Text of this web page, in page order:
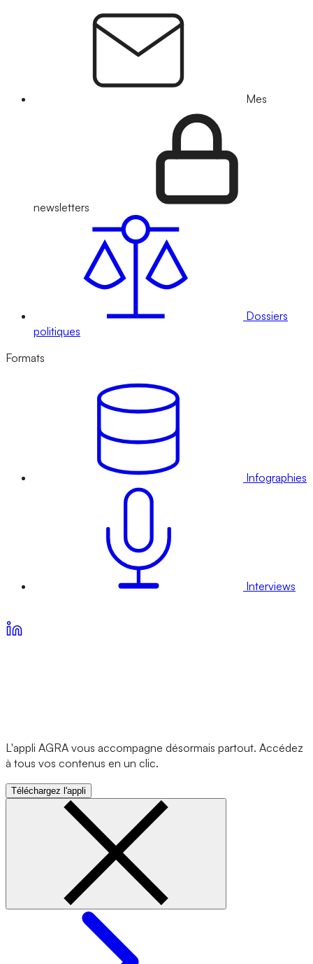
Mes
newsletters
Dossiers
politiques
Formats
Infographies
Interviews
L'appli AGRA vous accompagne désormais partout. Accédez
à tous vos contenus en un clic.
Téléchargez l'appli